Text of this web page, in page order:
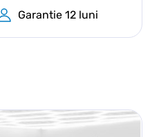
Garantie 12 luni